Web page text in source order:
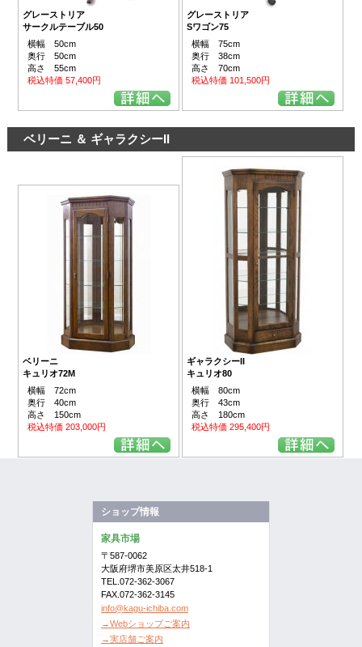
グレーストリア
サークルテーブル50
横幅 50cm
奥行 50cm
高さ 55cm
税込特価 57,400円
グレーストリア
Sワゴン75
横幅 75cm
奥行 38cm
高さ 70cm
税込特価 101,500円
ベリーニ ＆ ギャラクシーII
ベリーニ
キュリオ72M
横幅 72cm
奥行 40cm
高さ 150cm
税込特価 203,000円
ギャラクシーII
キュリオ80
横幅 80cm
奥行 43cm
高さ 180cm
税込特価 295,400円
ショップ情報
家具市場
〒587-0062
大阪府堺市美原区太井518-1
TEL.072-362-3067
FAX.072-362-3145
info@kagu-ichiba.com
→Webショップご案内
→実店舗ご案内